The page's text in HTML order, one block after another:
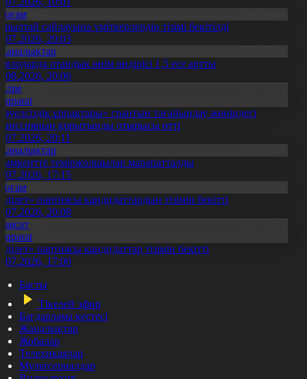
сайлауына үміткерлердің тізімі бекітілді
20:03
отандық өнім өндірісі 1,5 есе артты
20:06
ұрпақтары» грантын тағайындау жөніндегі
қорытынды отырысы өтті
20:11
теміржолшылар марапатталды
17:15
партиясы кандидаттардың тізімін бекітті
20:08
партиясы кандидаттар тізімін бекітті
17:00
Басты
Тікелей эфир
Бағдарлама кестесі
Жаңалықтар
Жобалар
Телехикаялар
Мультсериалдар